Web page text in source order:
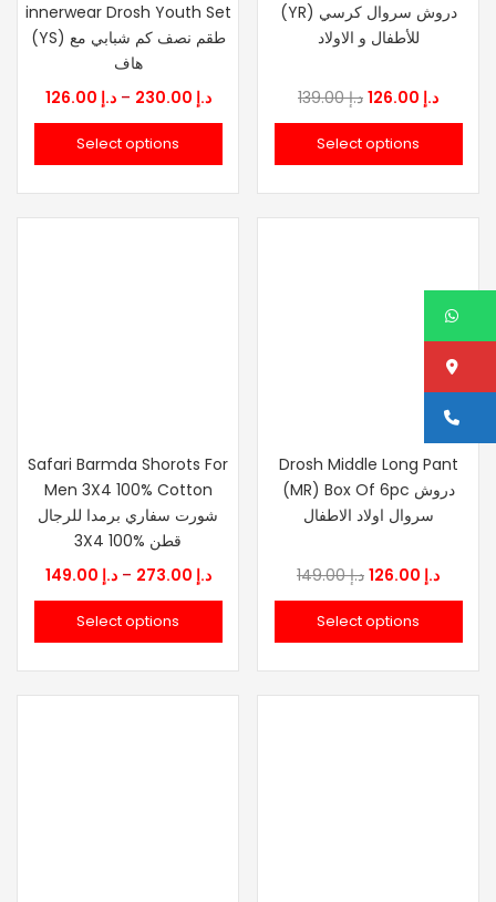
innerwear Drosh Youth Set
(YS) طقم نصف كم شبابي مع
هاف
د.إ – د.إPrice
range:
Select options
(YR) دروش سروال كرسي
للأطفال و الاولاد
د.إ139.00
Original
price
was:
د.إ
price
Select options
Safari Barmda Shorots For
Men 3X4 100% Cotton
شورت سفاري برمدا للرجال
3X4 100% قطن
د.إ – د.إPrice
range:
Select options
Drosh Middle Long Pant
(MR) Box Of 6pc دروش
سروال اولاد الاطفال
د.إ149.00
Original
price
was:
د.إ
price
Select options